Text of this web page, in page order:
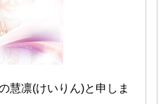
慧凛(けいりん)と申しま